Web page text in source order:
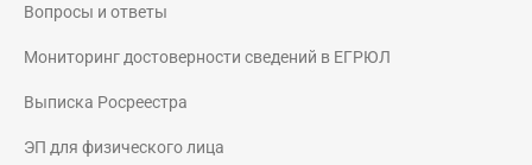
Вопросы и ответы
Мониторинг достоверности сведений в ЕГРЮЛ
Выписка Росреестра
ЭП для физического лица